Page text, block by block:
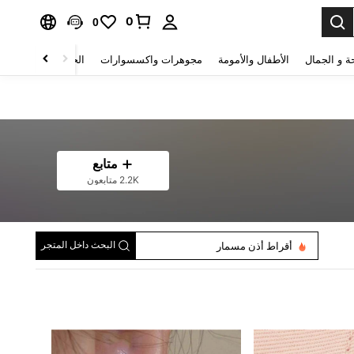
0
0
و الجمال الأطفال والأمومة مجوهرات واكسسوارات الحقائب والأمتعة
متابع
2.2K متابعون
قلادة تعليقة
أقراط أذن مسمار
أساور خرز
البحث داخل المتجر